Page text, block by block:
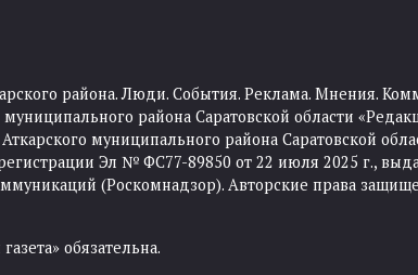
района. Люди. События. Реклама. Мнения.
района Саратовской области
муниципального района Саратовской
Эл № ФС77-89850 от 22 июля 2025 г.,
(Роскомнадзор). Авторские права
обязательна.